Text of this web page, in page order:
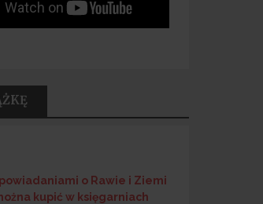
o Rawie i Ziemi
kupić w księgarniach